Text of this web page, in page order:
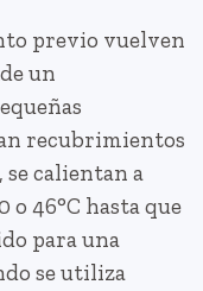
previo vuelven
un
recubrimientos
calientan a
46°C hasta que
para una
se utiliza